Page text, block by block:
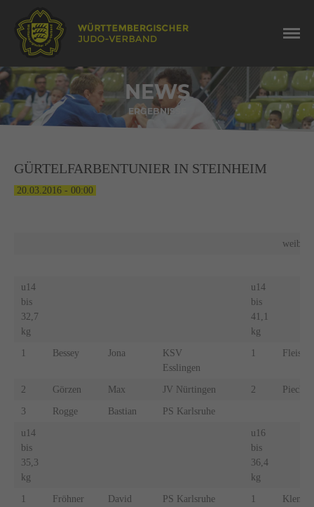
NEWS
ERGEBNISSE
GÜRTELFARBENTUNIER IN STEINHEIM
20.03.2016 - 00:00
u14
bis
32,7
kg
u14
bis
41,1
kg
1 Bessey Jona
KSV
Esslingen
1
2 Görzen Max JV Nürtingen 2
3 Rogge Bastian PS Karlsruhe
u14
bis
35,3
kg
u16
bis
36,4
kg
1 Fröhner David PS Karlsruhe 1 Klemm